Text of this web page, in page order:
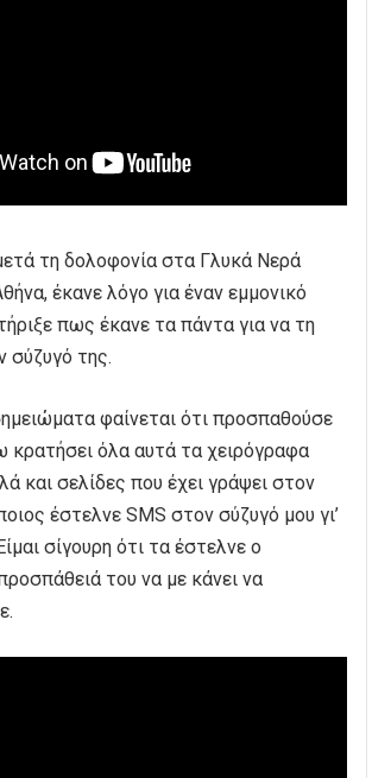
τη δολοφονία στα Γλυκά Νερά
έκανε λόγο για έναν εμμονικό
πως έκανε τα πάντα για να τη
σύζυγό της.
φαίνεται ότι προσπαθούσε
κρατήσει όλα αυτά τα χειρόγραφα
και σελίδες που έχει γράψει στον
έστελνε SMS στον σύζυγό μου γι’
σίγουρη ότι τα έστελνε ο
του να με κάνει να